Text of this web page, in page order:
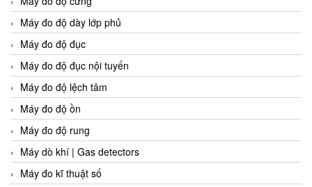
Máy đo độ dày lớp phủ
Máy đo độ đục
Máy đo độ đục nội tuyến
Máy đo độ lệch tâm
Máy đo độ ồn
Máy đo độ rung
Máy dò khí | Gas detectors
Máy đo kĩ thuật số